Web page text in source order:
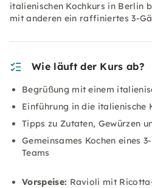
italienischen Kochkurs in Berlin
mit anderen ein raffiniertes 3-
Wie läuft der Kurs ab?
Begrüßung mit einem
Einführung in die italienische
Tipps zu Zutaten, Gewürzen
Gemeinsames Kochen eines
Teams
Vorspeise: Ravioli mit